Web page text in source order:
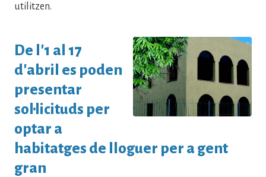
utilitzen.
De l'1 al 17
d'abril es poden
presentar
sol·licituds per
optar a
habitatges de lloguer per a gent
gran